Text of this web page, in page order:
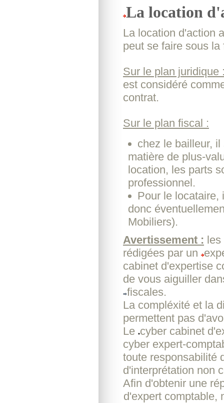
La location
La location d'action
peut se faire sous
Sur le plan juridique
est considéré
contrat.
Sur le plan fiscal :
chez le bailleur,
matière de plus-
location, les parts
professionnel.
Pour le locataire,
donc
Mobiliers).
Avertissement : les
rédigées par un
cabinet d'expertise
de vous aiguiller
fiscales.
La compléxité et la
permettent pas
Le cyber cabinet
cyber expert-
toute responsabilité
d'interprétation non
Afin d'obtenir une
d'expert comptable,